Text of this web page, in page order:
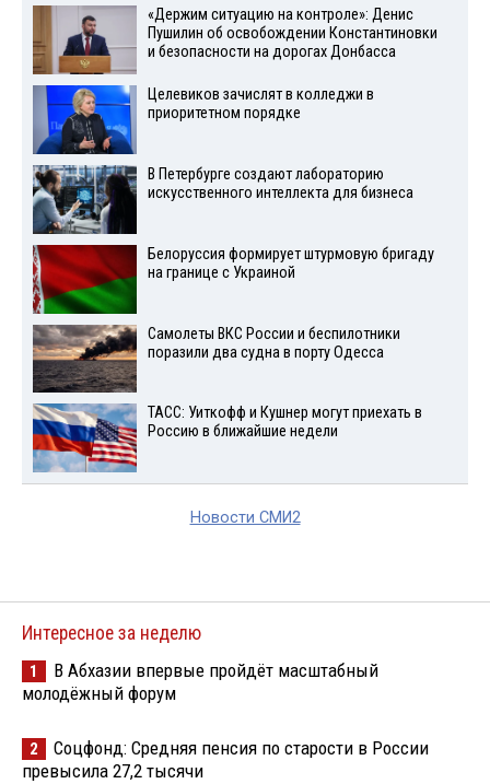
«Держим ситуацию на контроле»: Денис
Пушилин об освобождении Константиновки
и безопасности на дорогах Донбасса
Целевиков зачислят в колледжи в
приоритетном порядке
В Петербурге создают лабораторию
искусственного интеллекта для бизнеса
Белоруссия формирует штурмовую бригаду
на границе с Украиной
Самолеты ВКС России и беспилотники
поразили два судна в порту Одесса
ТАСС: Уиткофф и Кушнер могут приехать в
Россию в ближайшие недели
Новости СМИ2
Интересное за неделю
1
В Абхазии впервые пройдёт масштабный
молодёжный форум
2
Соцфонд: Средняя пенсия по старости в России
превысила 27,2 тысячи